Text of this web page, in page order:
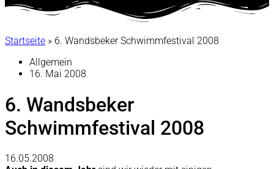
Startseite » 6. Wandsbeker Schwimmfestival 2008
Allgemein
16. Mai 2008
6. Wandsbeker
Schwimmfestival 2008
16.05.2008